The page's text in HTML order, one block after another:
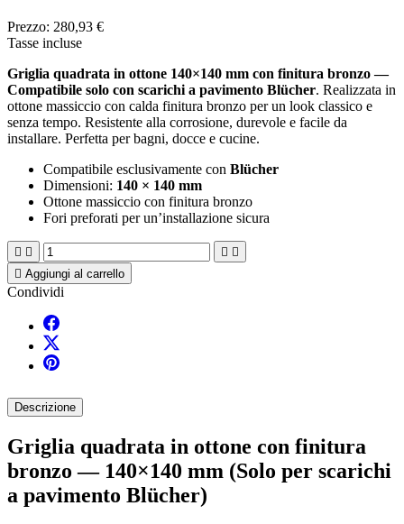
Prezzo: 280,93 €
Tasse incluse
Griglia quadrata in ottone 140×140 mm con finitura bronzo —
Compatibile solo con scarichi a pavimento Blücher. Realizzata in
ottone massiccio con calda finitura bronzo per un look classico e
senza tempo. Resistente alla corrosione, durevole e facile da
installare. Perfetta per bagni, docce e cucine.
Compatibile esclusivamente con Blücher
Dimensioni: 140 × 140 mm
Ottone massiccio con finitura bronzo
Fori preforati per un’installazione sicura
   
 Aggiungi al carrello
Condividi
Descrizione
Griglia quadrata in ottone con finitura
bronzo — 140×140 mm (Solo per scarichi
a pavimento Blücher)